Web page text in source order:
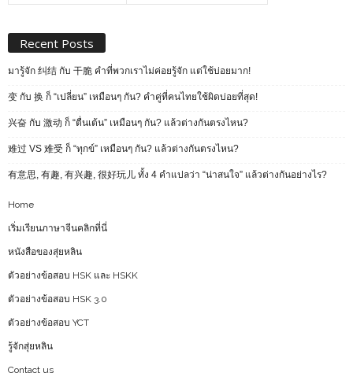
Recent Posts
มารู้จัก 纠结 กับ 干脆 คำที่พวกเราไม่ค่อยรู้จัก แต่ใช้บ่อยมาก!
变 กับ 换 ก็ “เปลี่ยน” เหมือนๆ กัน? คำคู่ที่คนไทยใช้ผิดบ่อยที่สุด!
兴奋 กับ 激动 ก็ “ตื่นเต้น” เหมือนๆ กัน? แล้วต่างกันตรงไหน?
难过 VS 难受 ก็ “ทุกข์” เหมือนๆ กัน? แล้วต่างกันตรงไหน?
有意思, 有趣, 有兴趣, 很好玩儿 ทั้ง 4 คำแปลว่า “น่าสนใจ” แล้วต่างกันอย่างไร?
Home
เริ่มเรียนภาษาจีนคลิกที่นี่
หนังสือของสุ่ยหลิน
ตัวอย่างข้อสอบ HSK และ HSKK
ตัวอย่างข้อสอบ HSK 3.0
ตัวอย่างข้อสอบ YCT
รู้จักสุ่ยหลิน
Contact us